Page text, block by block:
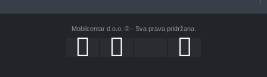
Mobilcentar d.o.o. © - Sva prava pridržana.